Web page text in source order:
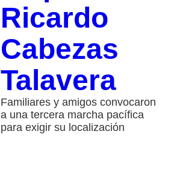
Ricardo
Cabezas
Talavera
Familiares y amigos convocaron
a una tercera marcha pacífica
para exigir su localización